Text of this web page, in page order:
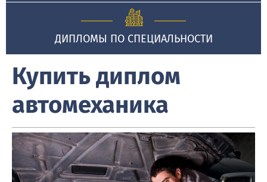
ДИПЛОМЫ ПО СПЕЦИАЛЬНОСТИ
Купить диплом
автомеханика